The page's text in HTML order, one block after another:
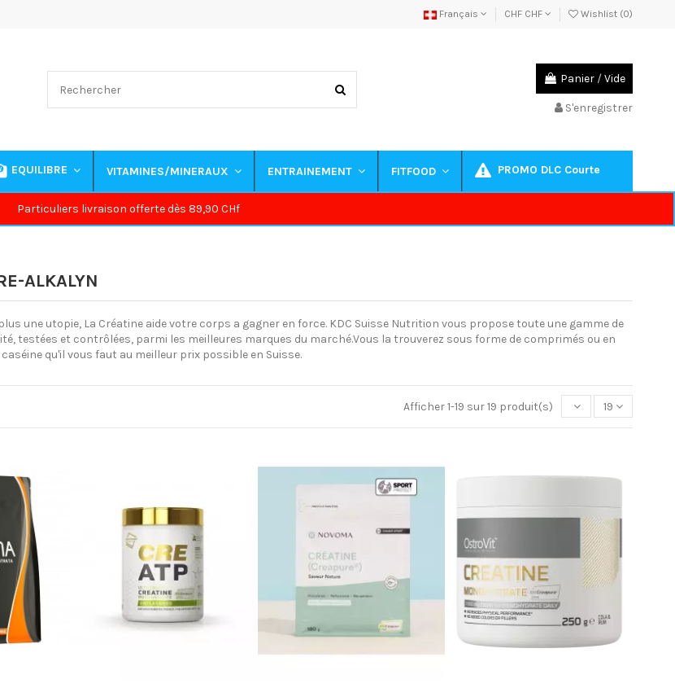
Français CHF CHF Wishlist (0)
Panier /Vide
S'enregistrer
EQUILIBRE VITAMINES/MINERAUX ENTRAINEMENT FITFOOD PROMO DLC Courte
Particuliers livraison offerte dès 89,90 CHf
ALKALYN
une utopie, La Créatine aide votre corps a gagner en force. KDC Suisse Nutrition vous propose toute une gamme de
testées et contrôlées, parmi les meilleures marques du marché.Vous la trouverez sous forme de comprimés ou en
qu'il vous faut au meilleur prix possible en Suisse.
Afficher 1-19 sur 19 produit(s) 19